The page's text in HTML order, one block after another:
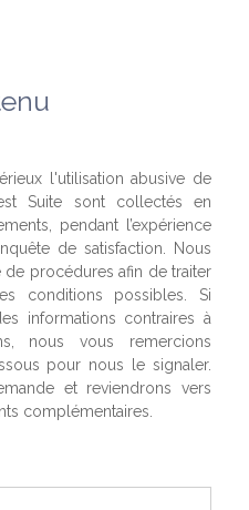
l'utilisation abusive de
Suite sont collectés en
pendant l’expérience
de satisfaction. Nous
procédures afin de traiter
conditions possibles. Si
informations contraires à
nous vous remercions
pour nous le signaler.
et reviendrons vers
complémentaires.